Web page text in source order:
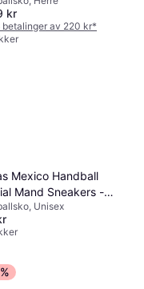
kr
betalinger av 220 kr*
Mexico Handball
Mand Sneakers -
White/Aur
Unisex